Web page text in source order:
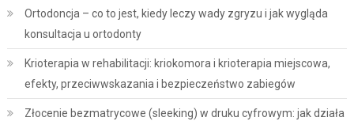
Ortodoncja – co to jest, kiedy leczy wady zgryzu i jak wygląda
konsultacja u ortodonty
Krioterapia w rehabilitacji: kriokomora i krioterapia miejscowa,
efekty, przeciwwskazania i bezpieczeństwo zabiegów
Złocenie bezmatrycowe (sleeking) w druku cyfrowym: jak działa